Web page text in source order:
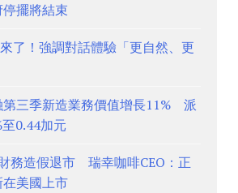
擺將結束
了！強調對話體驗「更自然、更
第三季新造業務價值增長11% 派
0.44加元
務造假退市 瑞幸咖啡CEO：正
美國上市